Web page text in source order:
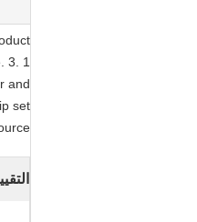
3. 1
and
set